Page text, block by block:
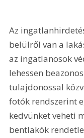
Az
belülről van a
az ingatlanosok
lehessen
tulajdonossal
fotók rendszerint
kedvünket veheti
bentlakók